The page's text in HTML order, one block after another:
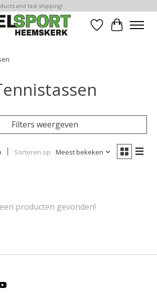
and fast shipping!
Verlanglijst
Filters weergeven
Sorteren op Meest bekeken
producten gevonden!